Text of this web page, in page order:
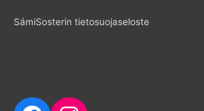
SámiSosterin tietosuojaseloste